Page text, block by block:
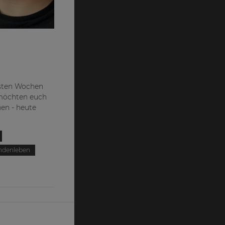
Wochen
euch
- heute